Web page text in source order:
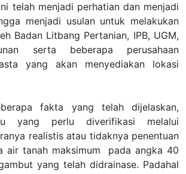
telah menjadi perhatian dan menjadi
menjadi usulan untuk melakukan
Badan Litbang Pertanian, IPB, UGM,
serta beberapa perusahaan
yang akan menyediakan lokasi
fakta yang telah dijelaskan,
yang perlu diverifikasi melalui
realistis atau tidaknya penentuan
air tanah maksimum pada angka 40
yang telah didrainase. Padahal